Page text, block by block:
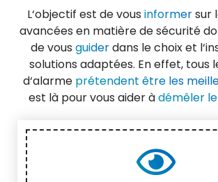
L‘objectif est de vous informersur
avancées en matière de sécurité
de vous guiderdans le choix et
solutions adaptées. En effet, tous
d‘alarme prétendent être les
est là pour vous aider àdémêler